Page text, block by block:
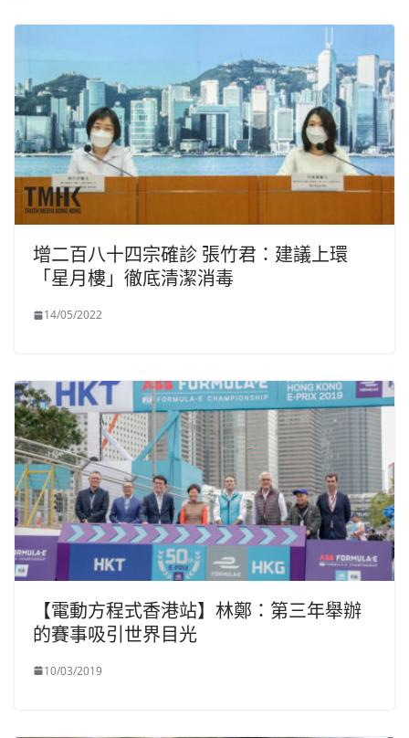
增二百八十四宗確診 張竹君：建議上環
「星月樓」徹底清潔消毒
14/05/2022
【電動方程式香港站】林鄭：第三年舉辦
的賽事吸引世界目光
10/03/2019